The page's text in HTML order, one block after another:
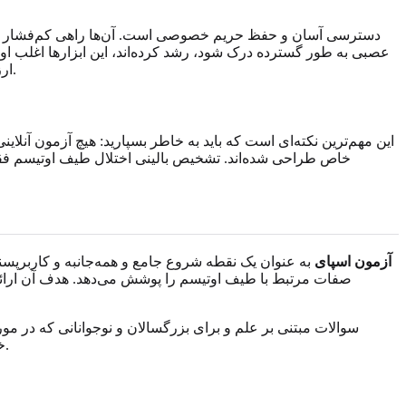
عصبی به طور گسترده درک شود، رشد کرده‌اند، این ابزارها اغلب
ارزیابی حرفه‌ای کمک کنند. یک خودآزمایی خوب آسپرگر می‌تواند الگوهایی را در تعاملات اجتماعی، ترجیحات ارتباطی و علایق شدید روشن کند.
این مهم‌ترین نکته‌ای است که باید به خاطر بسپارید: هیچ آزمون
خاص طراحی شده‌اند. تشخیص بالینی اختلال طیف اوتیسم
آزمون اسپای به عنوان یک نقطه شروع جامع و همه‌جانبه و
صفات مرتبط با طیف اوتیسم را پوشش می‌دهد. هدف آن
سوالات مبتنی بر علم و برای بزرگسالان و نوجوانانی که در
به صورت رایگان.